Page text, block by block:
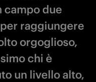
campo due
raggiungere
orgoglioso,
chi è
un livello alto,